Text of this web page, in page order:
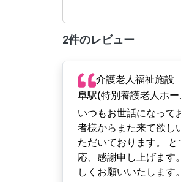
2件のレビュー
介護老人福祉施
阜駅(特別養護老人ホー
いつもお世話になって
者様からまた来て欲し
ただいております。
応、感謝申し上げます
しくお願いいたします。